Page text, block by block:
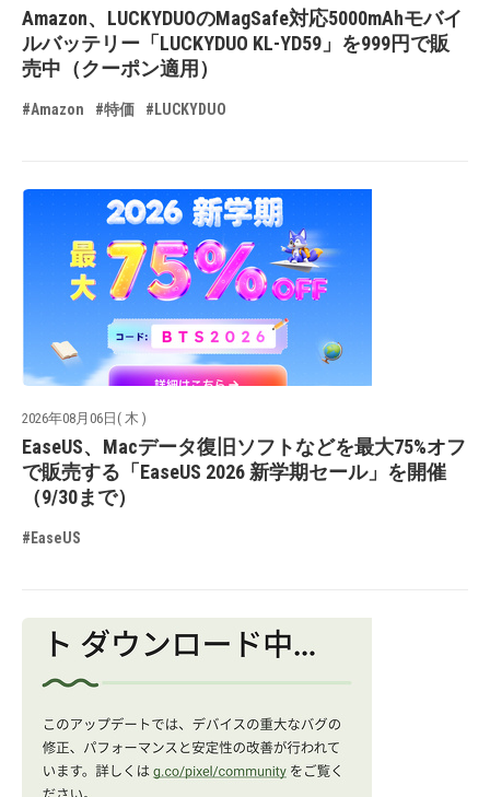
Amazon、LUCKYDUOのMagSafe対応5000mAhモバイ
ルバッテリー「LUCKYDUO KL-YD59」を999円で販
売中（クーポン適用）
#Amazon #特価 #LUCKYDUO
2026年08月06日( 木 )
EaseUS、Macデータ復旧ソフトなどを最大75%オフ
で販売する「EaseUS 2026 新学期セール」を開催
（9/30まで）
#EaseUS